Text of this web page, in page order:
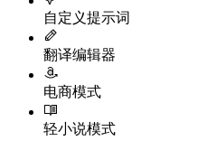
自定义提示词
翻译编辑器
电商模式
轻小说模式